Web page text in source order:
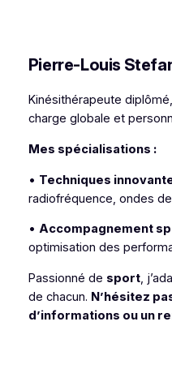
Pierre-Louis
Kinésithérapeute
charge globale et
Mes spécialisations :
• Techniques
radiofréquence, ondes
• Accompagnement
optimisation des
Passionné de sport,
de chacun. N’hésitez
d’informations ou un